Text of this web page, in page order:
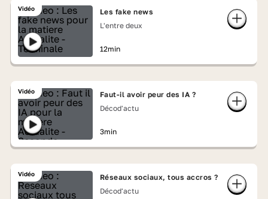
Vidéo
Les fake news
L'entre deux
12min
Vidéo
Faut-il avoir peur des IA ?
Décod'actu
3min
Vidéo
Réseaux sociaux, tous accros ?
Décod'actu